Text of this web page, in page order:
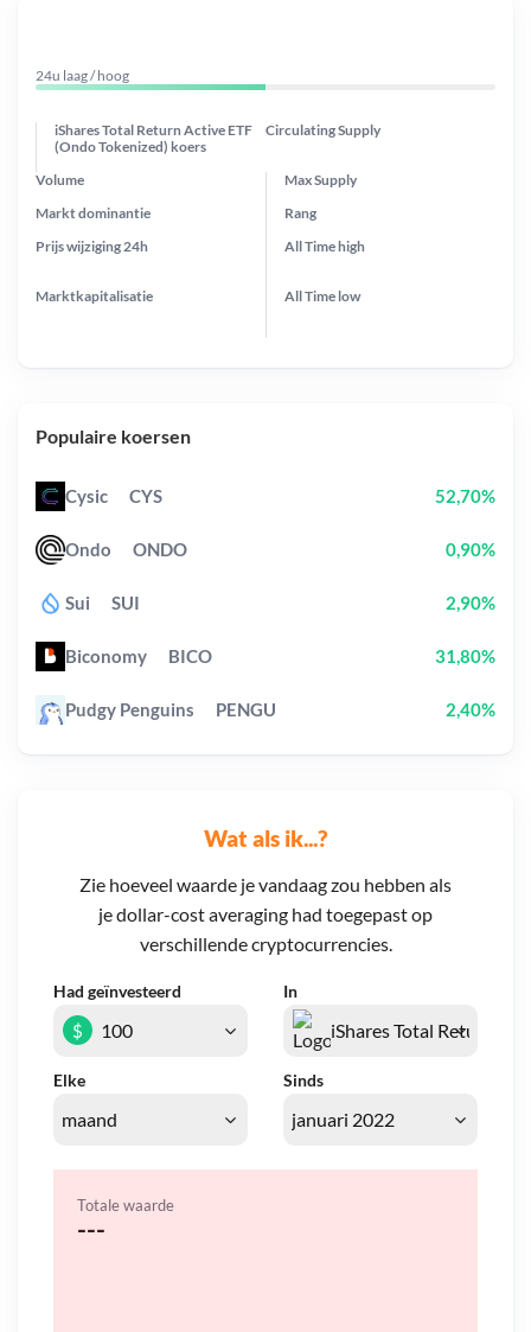
Wat als ik...?
Zie hoeveel waarde je vandaag zou hebben als
je dollar-cost averaging had toegepast op
verschillende cryptocurrencies.
Had geïnvesteerd In
Elke Sinds
$
Totale waarde
---
24u laag / hoog
iShares Total Return Active ETF
(Ondo Tokenized) koers
Circulating Supply
Prijs wijziging 24h
Max Supply
Markt dominantie
Marktkapitalisatie
Volume
Rang
All Timehigh
All Time low
Populaire koersen
Cysic CYS 52,70%
Ondo ONDO 0,90%
Sui SUI 2,90%
Biconomy BICO 31,80%
Pudgy Penguins PENGU 2,40%